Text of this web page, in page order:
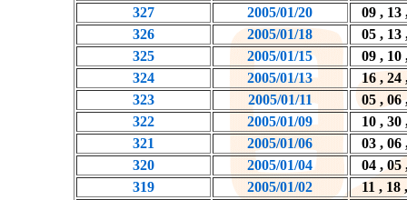
327
2005/01/20
09 , 13
326
2005/01/18
05 , 13
325
2005/01/15
09 , 10
324
2005/01/13
16 ,
323
2005/01/11
05 , 06
322
2005/01/09
10 ,
321
2005/01/06
03 , 06
320
2005/01/04
04 , 05
319
2005/01/02
11 , 18